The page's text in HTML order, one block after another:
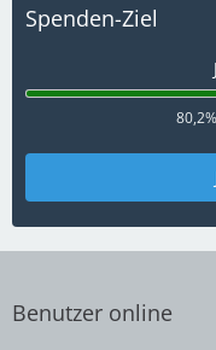
Spenden-Ziel
Benutzer online